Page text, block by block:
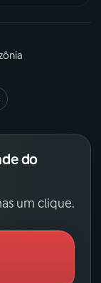
do
um clique.